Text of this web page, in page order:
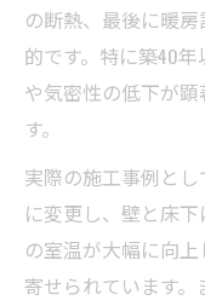
の断熱、最後に暖
的です。特に築40
や気密性の低下が
す。
実際の施工事例と
に変更し、壁と床
の室温が大幅に向
寄せられています